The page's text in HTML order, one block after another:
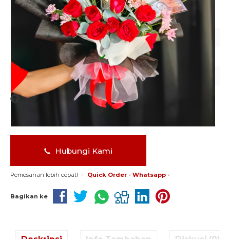
HB137
Kode HB137
Tersedia
Kategori Bunga Tangan ( Uang )
INFO HARGA
Silahkan menghubungi kontak kami untuk mendapatkan
Hubungi Kami
Pemesanan lebih cepat! Quick Order - Whatsapp -
Bagikan ke